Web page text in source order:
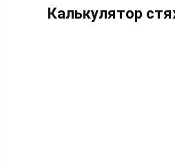
Калькулятор